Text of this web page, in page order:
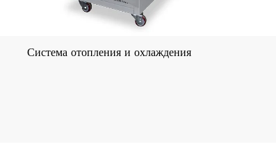
Система отопления и охлаждения